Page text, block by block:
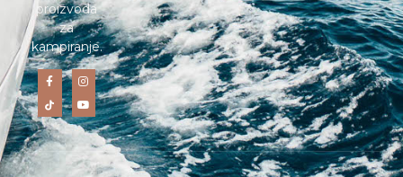
proizvoda
za
kampiranje.